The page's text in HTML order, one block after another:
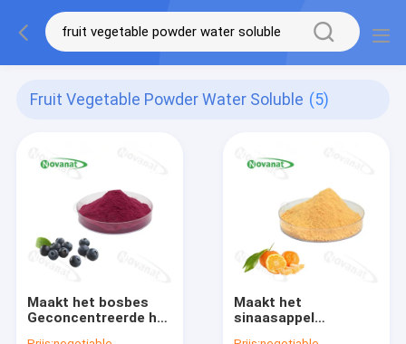
Fruit Vegetable Powder Water Soluble (5)
Maakt het bosbes
Geconcentreerde het
Maakt het
sinaasappel